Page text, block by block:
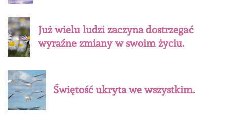
Już wielu ludzi zaczyna dostrzegać
wyraźne zmiany w swoim życiu.
Świętość ukryta we wszystkim.